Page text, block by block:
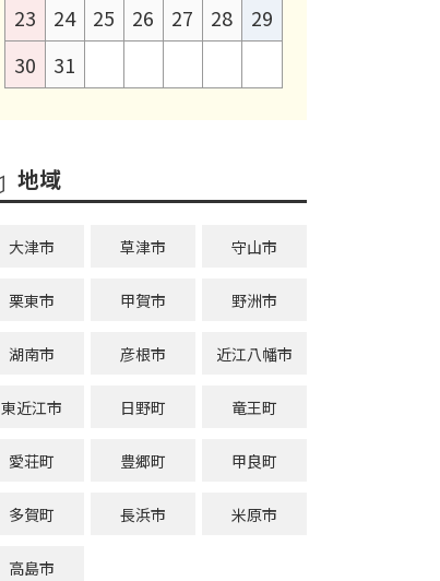
23
24 25 26 27 28
29
30
31
地域
大津市 草津市 守山市
栗東市 甲賀市 野洲市
湖南市 彦根市 近江八幡市
東近江市 日野町 竜王町
愛荘町 豊郷町 甲良町
多賀町 長浜市 米原市
高島市